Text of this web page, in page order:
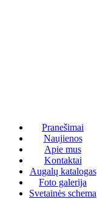
Pranešimai
Naujienos
Apie mus
Kontaktai
Augalų katalogas
Foto galerija
Svetainės schema